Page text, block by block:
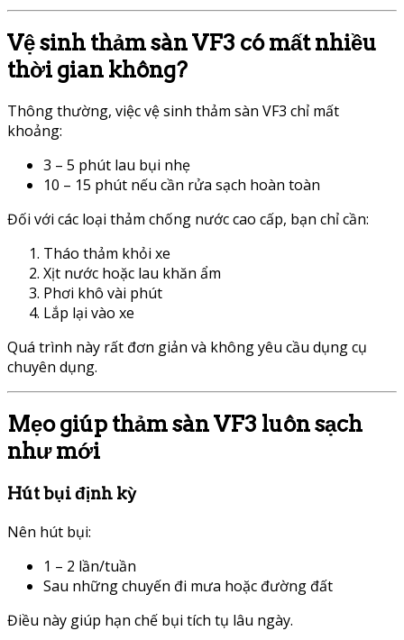
Vệ sinh thảm sàn VF3 có mất nhiều
thời gian không?
Thông thường, việc vệ sinh thảm sàn VF3 chỉ mất
khoảng:
3 – 5 phút lau bụi nhẹ
10 – 15 phút nếu cần rửa sạch hoàn toàn
Đối với các loại thảm chống nước cao cấp, bạn chỉ cần:
Tháo thảm khỏi xe
Xịt nước hoặc lau khăn ẩm
Phơi khô vài phút
Lắp lại vào xe
Quá trình này rất đơn giản và không yêu cầu dụng cụ
chuyên dụng.
Mẹo giúp thảm sàn VF3 luôn sạch
như mới
Hút bụi định kỳ
Nên hút bụi:
1 – 2 lần/tuần
Sau những chuyến đi mưa hoặc đường đất
Điều này giúp hạn chế bụi tích tụ lâu ngày.